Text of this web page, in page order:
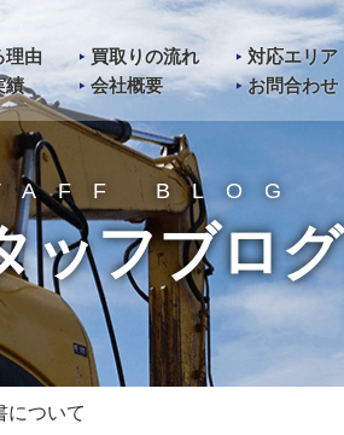
理由 買取りの流れ
対応エリア
績 会社概要 お問合わせ
BLOG
ッフブログ
について